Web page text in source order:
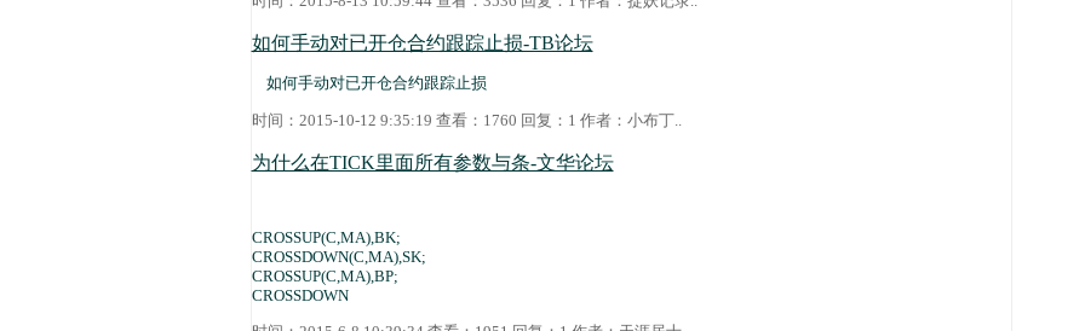
如何手动对已开仓合约跟踪止损-TB论坛
如何手动对已开仓合约跟踪止损
时间：2015-10-12 9:35:19 查看：1760 回复：1 作者： 小布丁..
为什么在TICK里面所有参数与条-文华论坛
CROSSUP(C,MA),BK;
CROSSDOWN(C,MA),SK;
CROSSUP(C,MA),BP;
CROSSDOWN